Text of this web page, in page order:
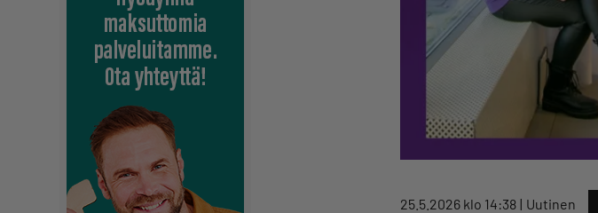
25.5.2026 klo 14:38 Uutinen